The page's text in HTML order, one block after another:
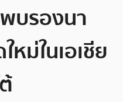
บรองนา
ม่ในเอเชีย